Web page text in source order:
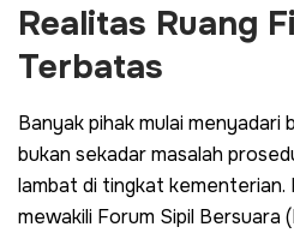
Realitas Ruang
Terbatas
Banyak pihak mulai menyadari
bukan sekadar masalah
lambat di tingkat kementerian.
mewakili Forum Sipil Bersuara